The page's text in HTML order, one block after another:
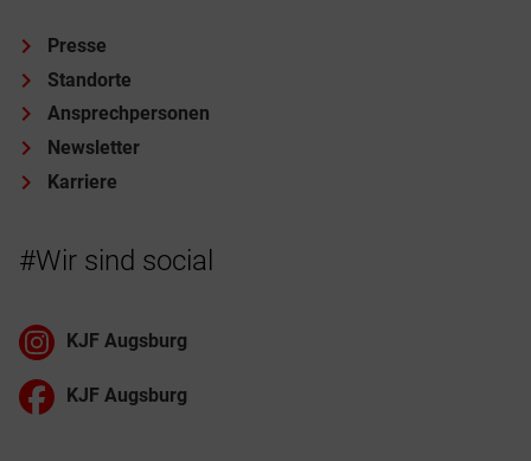
Presse
Standorte
Ansprechpersonen
Newsletter
Karriere
#Wir sind social
KJF Augsburg
KJF Augsburg